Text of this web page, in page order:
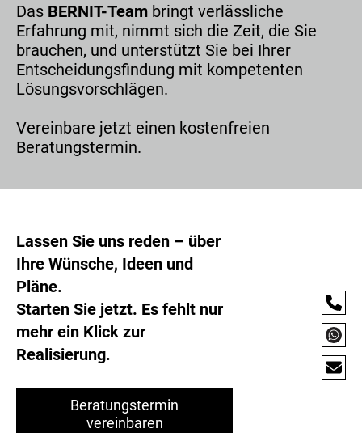
Das BERNIT-Team bringt verlässliche
Erfahrung mit, nimmt sich die Zeit, die Sie
brauchen, und unterstützt Sie bei Ihrer
Entscheidungsfindung mit kompetenten
Lösungsvorschlägen.
Vereinbare jetzt einen kostenfreien
Beratungstermin.
Lassen Sie uns reden – über
Ihre Wünsche, Ideen und
Pläne.
Starten Sie jetzt. Es fehlt nur
mehr ein Klick zur
Realisierung.
Beratungstermin
vereinbaren